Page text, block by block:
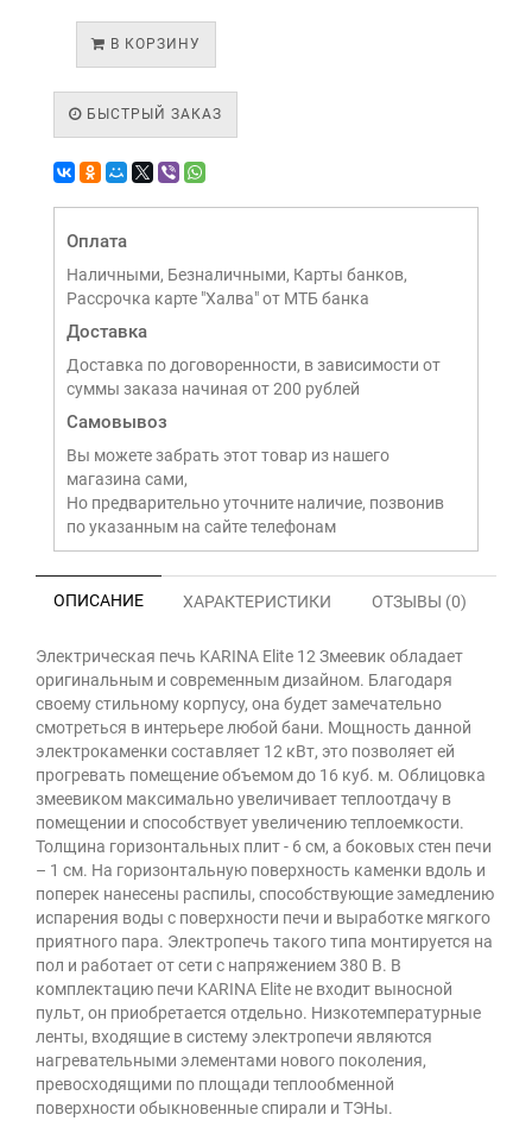
В КОРЗИНУ
БЫСТРЫЙ ЗАКАЗ
Оплата
Наличными, Безналичными, Карты банков,
Рассрочка карте "Халва" от МТБ банка
Доставка
Доставка по договоренности, в зависимости от
суммы заказа начиная от 200 рублей
Самовывоз
Вы можете забрать этот товар из нашего
магазина сами,
Но предварительно уточните наличие, позвонив
по указанным на сайте телефонам
ОПИСАНИЕ ХАРАКТЕРИСТИКИ ОТЗЫВЫ (0)
Электрическая печь KARINA Elite 12 Змеевик обладает
оригинальным и современным дизайном. Благодаря
своему стильному корпусу, она будет замечательно
смотреться в интерьере любой бани. Мощность данной
электрокаменки составляет 12 кВт, это позволяет ей
прогревать помещение объемом до 16 куб. м. Облицовка
змеевиком максимально увеличивает теплоотдачу в
помещении и способствует увеличению теплоемкости.
Толщина горизонтальных плит - 6 см, а боковых стен печи
– 1 см. На горизонтальную поверхность каменки вдоль и
поперек нанесены распилы, способствующие замедлению
испарения воды с поверхности печи и выработке мягкого
приятного пара. Электропечь такого типа монтируется на
пол и работает от сети с напряжением 380 В. В
комплектацию печи KARINA Elite не входит выносной
пульт, он приобретается отдельно. Низкотемпературные
ленты, входящие в систему электропечи являются
нагревательными элементами нового поколения,
превосходящими по площади теплообменной
поверхности обыкновенные спирали и ТЭНы.